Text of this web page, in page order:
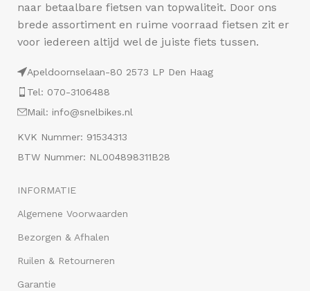
naar betaalbare fietsen van topwaliteit. Door ons
brede assortiment en ruime voorraad fietsen zit er
voor iedereen altijd wel de juiste fiets tussen.
Apeldoornselaan-80 2573 LP Den Haag
Tel: 070-3106488
Mail: info@snelbikes.nl
KVK Nummer: 91534313
BTW Nummer: NL004898311B28
INFORMATIE
Algemene Voorwaarden
Bezorgen & Afhalen
Ruilen & Retourneren
Garantie